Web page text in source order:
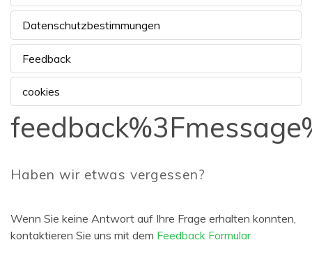
Datenschutzbestimmungen
Feedback
cookies
Haben wir etwas vergessen?
Wenn Sie keine Antwort auf Ihre Frage erhalten konnten,
kontaktieren Sie uns mit dem Feedback Formular